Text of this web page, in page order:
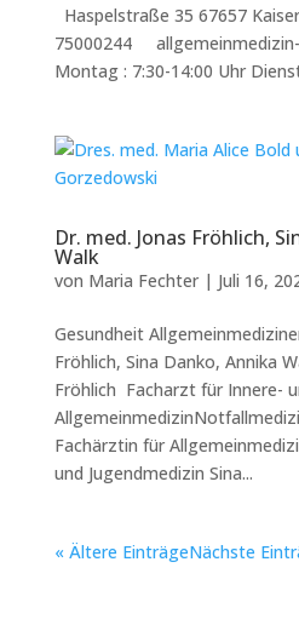
Haspelstraße 35 67657
75000244
Montag : 7:30-14:00 Uhr
Dr. med. Jonas Fröhlich,
Walk
von Maria Fechter| Juli 16,
Gesundheit
Fröhlich, Sina Danko, Annika
Fröhlich Facharzt für Innere-
Fachärztin für
und Jugendmedizin Sina...
« Ältere EinträgeNächste